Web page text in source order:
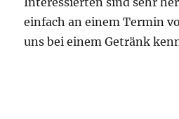
einfach an einem Termin
uns bei einem Getränk